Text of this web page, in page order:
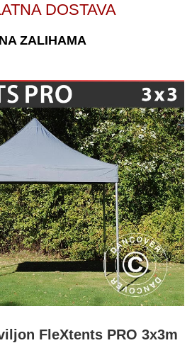
DOSTAVA
NA ZALIHAMA
FleXtents PRO 3x3m